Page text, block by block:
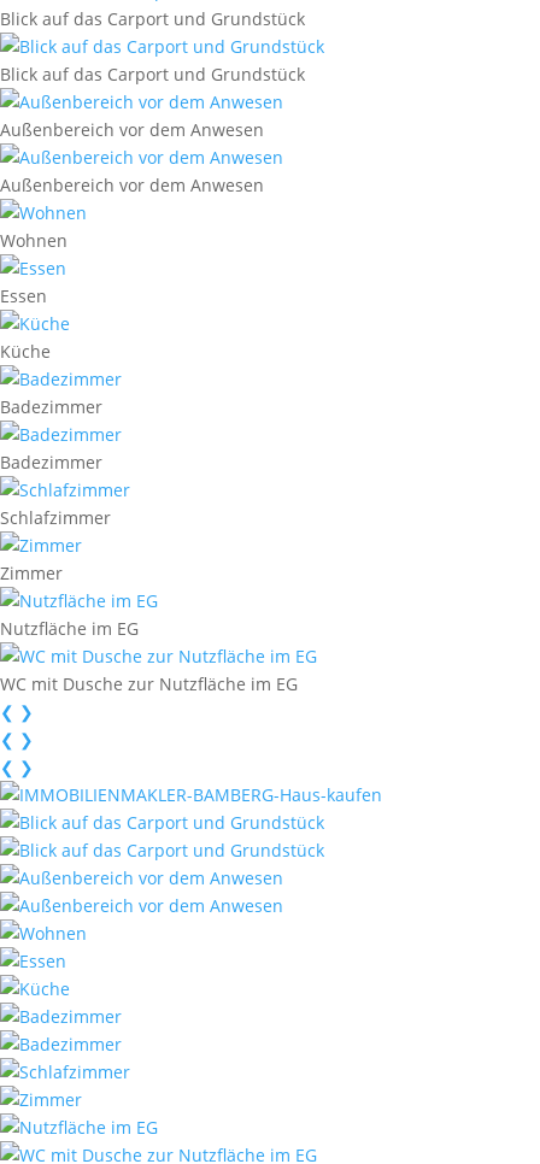
Blick auf das Carport und Grundstück
Blick auf das Carport und Grundstück
Außenbereich vor dem Anwesen
Außenbereich vor dem Anwesen
Wohnen
Essen
Küche
Badezimmer
Badezimmer
Schlafzimmer
Zimmer
Nutzfläche im EG
WC mit Dusche zur Nutzfläche im EG
❮ ❯
❮ ❯
❮ ❯